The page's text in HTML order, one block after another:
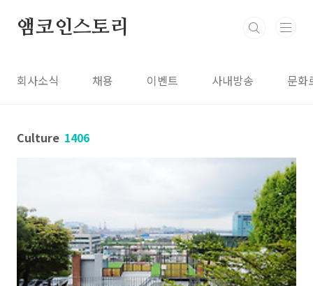
앰코인스토리
회사소식 채용 이벤트 사내방송 문화
Culture 1406